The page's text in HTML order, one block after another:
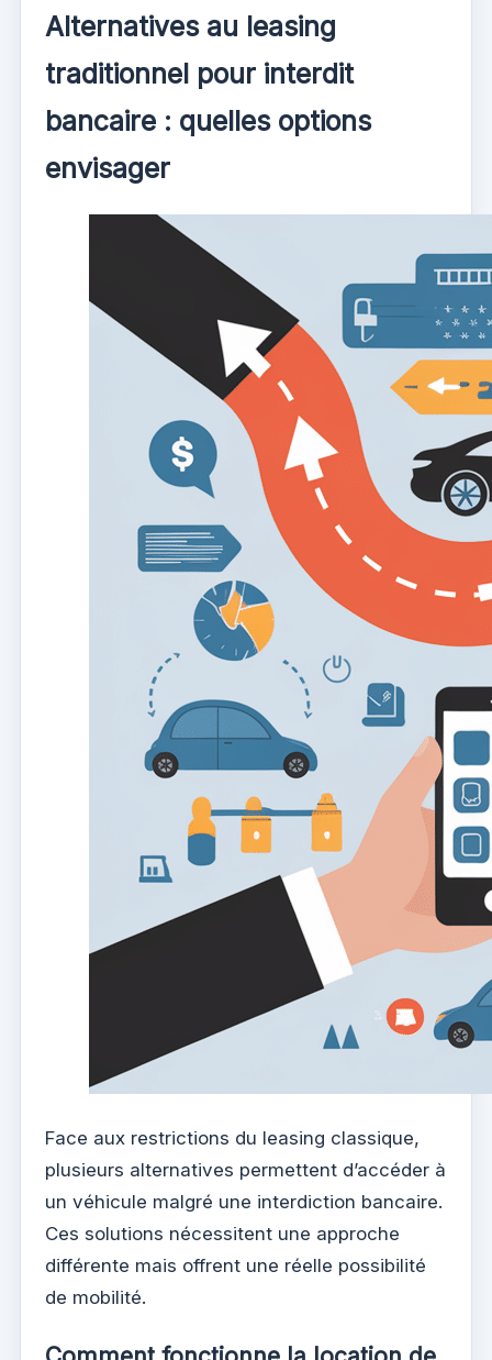
Alternatives au leasing
traditionnel pour interdit
bancaire : quelles options
envisager
Face aux restrictions du leasing classique,
plusieurs alternatives permettent d’accéder à
un véhicule malgré une interdiction bancaire.
Ces solutions nécessitent une approche
différente mais offrent une réelle possibilité
de mobilité.